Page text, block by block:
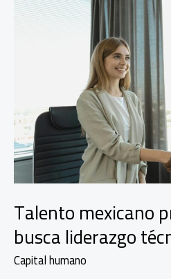
Talento mexicano
busca liderazgo
Capital humano